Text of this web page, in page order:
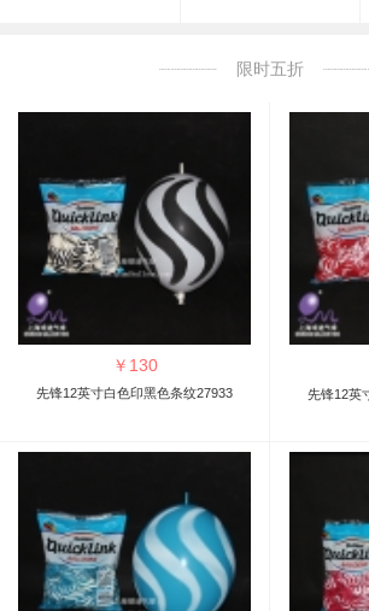
限时五折
￥ 130
先锋12英寸白色印黑色条纹27933 先锋12英